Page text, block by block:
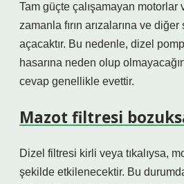
Tam güçte çalışamayan motorlar
zamanla fırın arızalarına ve
açacaktır. Bu nedenle, dizel
hasarına neden olup
cevap genellikle evettir.
Mazot filtresi
Dizel filtresi kirli veya tıkalıysa,
şekilde etkilenecektir. Bu